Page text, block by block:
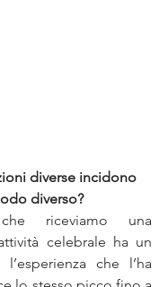
diverse incidono
diverso?
riceviamo una
celebrale ha un
che l’ha